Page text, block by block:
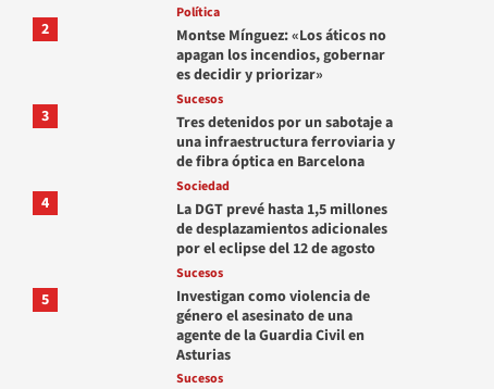
2
Política
Montse Mínguez: «Los áticos no
apagan los incendios, gobernar
es decidir y priorizar»
3
Sucesos
Tres detenidos por un sabotaje a
una infraestructura ferroviaria y
de fibra óptica en Barcelona
4
Sociedad
La DGT prevé hasta 1,5 millones
de desplazamientos adicionales
por el eclipse del 12 de agosto
5
Sucesos
Investigan como violencia de
género el asesinato de una
agente de la Guardia Civil en
Asturias
Sucesos